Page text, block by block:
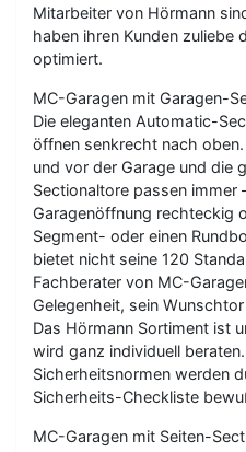
Mitarbeiter von Hörmann
haben ihren Kunden zuliebe
optimiert.
MC-Garagen mit Garagen-
Die eleganten Automatic-
öffnen senkrecht nach
und vor der Garage und die
Sectionaltore passen immer
Garagenöffnung rechteckig
Segment- oder einen
bietet nicht seine 120
Fachberater von MC-
Gelegenheit, sein
Das Hörmann Sortiment ist
wird ganz individuell
Sicherheitsnormen werden
Sicherheits-Checkliste
MC-Garagen mit Seiten-